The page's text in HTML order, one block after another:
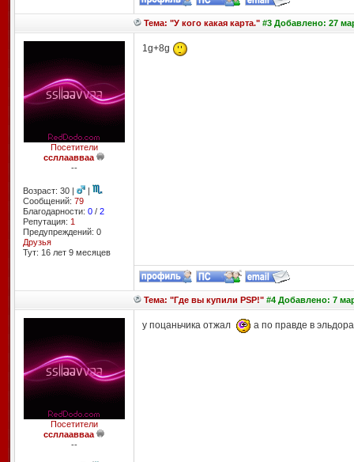
Тема: "У кого какая карта."#3 Добавлено: 27
Посетители
ссллаавваа
--
Возраст: 30 |
|
Сообщений: 79
Благодарности: 0/ 2
Репутация: 1
Предупреждений: 0
Друзья
Тут: 16 лет 9 месяцев
1g+8g
Тема: "Где вы купили PSP!"#4 Добавлено: 7
Посетители
ссллаавваа
--
у поцаньчика отжал а по правде в